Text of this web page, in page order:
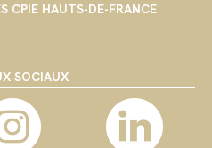
CPIE HAUTS-DE-FRANCE
SOCIAUX